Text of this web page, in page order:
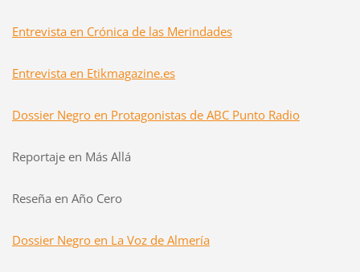
Entrevista en Crónica de las Merindades
Entrevista en Etikmagazine.es
Dossier Negro en Protagonistas de ABC Punto Radio
Reportaje en Más Allá
Reseña en Año Cero
Dossier Negro en La Voz de Almería